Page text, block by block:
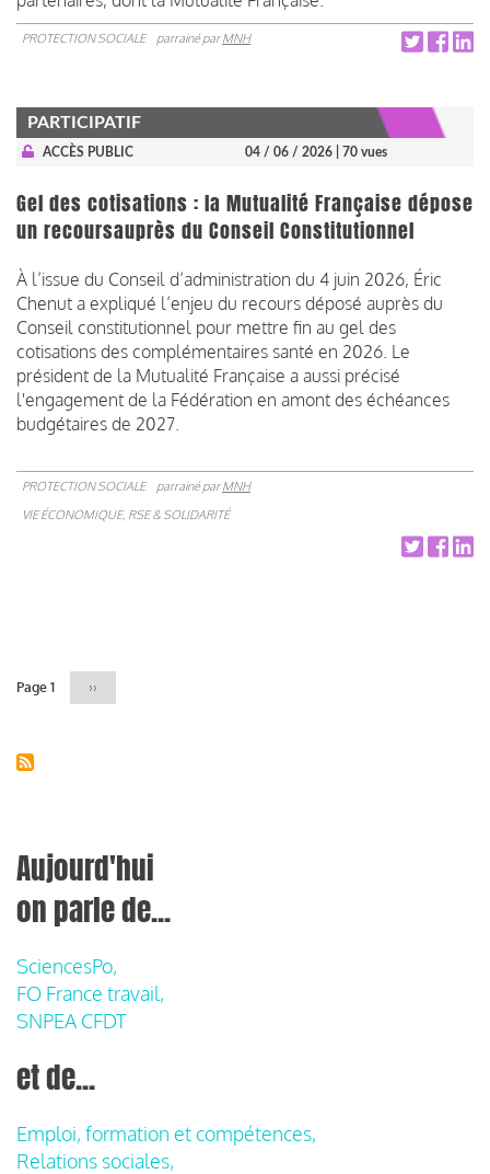
PROTECTION SOCIALE parrainé parMNH
PARTICIPATIF
ACCÈS PUBLIC 04 / 06 / 2026 | 70 vues
Gel des cotisations : la Mutualité Française dépose
un recoursauprès du Conseil Constitutionnel
À l’issue du Conseil d’administration du 4 juin 2026, Éric
Chenut a expliqué l’enjeu du recours déposé auprès du
Conseil constitutionnel pour mettre fin au gel des
cotisations des complémentaires santé en 2026. Le
président de la Mutualité Française a aussi précisé
l'engagement de la Fédération en amont des échéances
budgétaires de 2027.
PROTECTION SOCIALE parrainé parMNH
VIE ÉCONOMIQUE, RSE & SOLIDARITÉ
Page 1
Page
››
Aujourd'hui
on parle de...
SciencesPo,
FO France travail,
SNPEA CFDT
et de...
Emploi, formation et compétences,
Relations sociales,